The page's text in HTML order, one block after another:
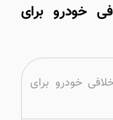
خودرو برای
خودرو برای